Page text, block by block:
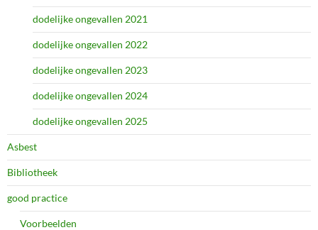
dodelijke ongevallen 2021
dodelijke ongevallen 2022
dodelijke ongevallen 2023
dodelijke ongevallen 2024
dodelijke ongevallen 2025
Asbest
Bibliotheek
good practice
Voorbeelden